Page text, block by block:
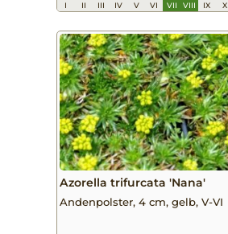
I II III IV V VI VII VIII IX X
Azorella trifurcata 'Nana'
Andenpolster, 4 cm, gelb, V-VI